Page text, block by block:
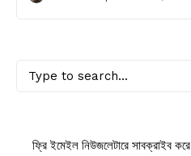
ফ্রি ইমেইল নিউজলেটারে সাবক্রাইব